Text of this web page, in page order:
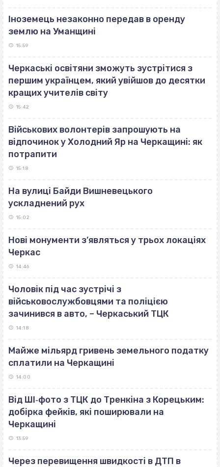
Іноземець незаконно передав в оренду
землю на Уманщині
15:59
Черкаські освітяни зможуть зустрітися з
першим українцем, який увійшов до десятки
кращих учителів світу
15:42
Військових волонтерів запрошують на
відпочинок у Холодний Яр на Черкащині: як
потрапити
15:18
На вулиці Байди Вишневецького
ускладнений рух
15:02
Нові монументи з’являться у трьох локаціях
Черкас
14:46
Чоловік під час зустрічі з
військовослужбовцями та поліцією
зачинився в авто, – Черкаський ТЦК
14:18
Майже мільярд гривень земельного податку
сплатили на Черкащині
14:00
Від ШІ‐фото з ТЦК до Тренкіна з Корецьким:
добірка фейків, які поширювали на
Черкащині
13:59
Через перевищення швидкості в ДТП в